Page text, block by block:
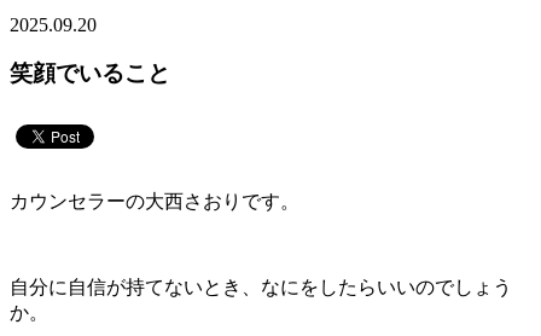
2025.09.20
笑顔でいること
カウンセラーの大西さおりです。
自分に自信が持てないとき、なにをしたらいいのでしょう
か。